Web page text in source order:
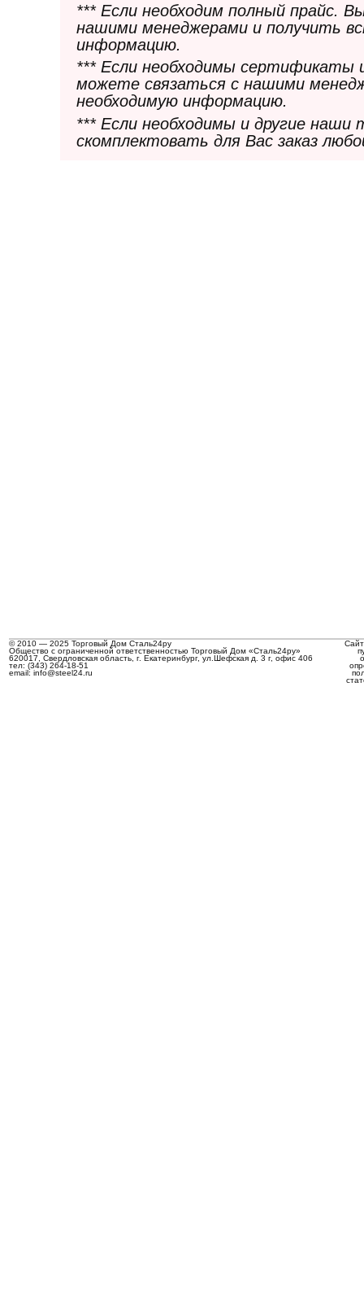
*** Если необходим полный прайс.
нашими менеджерами и получить
информацию.
*** Если необходимы сертификаты
можете связаться с нашими
необходимую информацию.
*** Если необходимы и другие
скомплектовать для Вас заказ
© 2010 — 2025 Торговый Дом Сталь24ру
Общество с ограниченной ответственностью Торговый Дом «Сталь24ру»
620017, Свердловская область, г. Екатеринбург, ул.Шефская д. 3 г, офис 406
тел: (343) 264-18-51
email: info@steel24.ru